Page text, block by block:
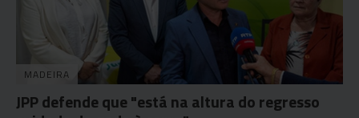
MADEIRA
JPP defende que "está na altura do regresso